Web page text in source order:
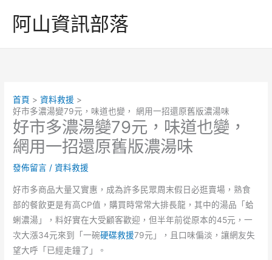
阿山資訊部落
首頁
資料救援
好市多濃湯變79元，味道也變， 網用一招還原舊版濃湯味
好市多濃湯變79元，味道也變，
網用一招還原舊版濃湯味
發佈留言 /資料救援
好市多商品大量又實惠，成為許多民眾周末假日必逛賣場，熟食
部的餐飲更是有高CP值，購買時常常大排長龍，其中的湯品「蛤
蜊濃湯」，料好實在大受顧客歡迎，但半年前從原本的45元，一
次大漲34元來到「一碗硬碟救援79元」，且口味偏淡，讓網友失
望大呼「已經走鐘了」。